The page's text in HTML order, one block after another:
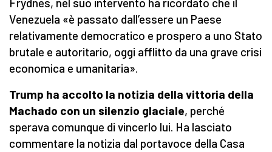
Frydnes, nel suo intervento ha ricordato che il
Venezuela «è passato dall’essere un Paese
relativamente democratico e prospero a uno Stato
brutale e autoritario, oggi afflitto da una grave crisi
economica e umanitaria».
Trump ha accolto la notizia della vittoria della
Machado con un silenzio glaciale, perché
sperava comunque di vincerlo lui. Ha lasciato
commentare la notizia dal portavoce della Casa